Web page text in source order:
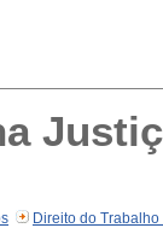
Direito do Trabalho